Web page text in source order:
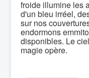
froide illumine les
d'un bleu irréel,
sur nos
endormons
disponibles. Le
magie opère.